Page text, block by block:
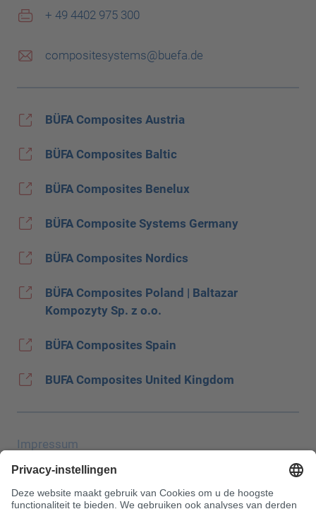
+ 49 4402 975 300
compositesystems@buefa.de
BÜFA Composites Austria
BÜFA Composites Baltic
BÜFA Composites Benelux
BÜFA Composite Systems Germany
BÜFA Composites Nordics
BÜFA Composites Poland | Baltazar
Kompozyty Sp. z o.o.
BÜFA Composites Spain
BUFA Composites United Kingdom
Impressum
Gegevensbescherming